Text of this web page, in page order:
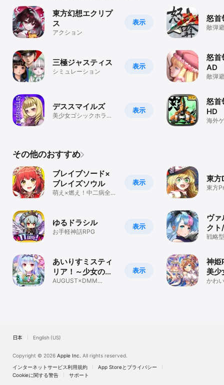
表示
東方幻想エクリプ
ス
アクション
表示
三極ジャスティス
シミュレーション
表示
デススマイルズ
美少女ゴシックホラー
怒首
敵弾
怒首
AD
敵弾
怒首
HD
海外
その他のおすすめ
表示
ブレイブソード×
ブレイズソウル
萌え×燃え！中二病全開
表示
ゆるドラシル
お手軽神話RPG
表示
あいりすミスティ
リア！～少女のつ
むぐ夢の秘跡～
AUGUST×DMM
東
東方
ヴァ
クト
ルプ
戦略
神姫
美少
トル
かわ
日本 English (US)
Copyright © 2026 Apple Inc. All rights reserved.
インターネットサービス利用規約
App Storeとプライバシー
Cookieに関する警告
サポート